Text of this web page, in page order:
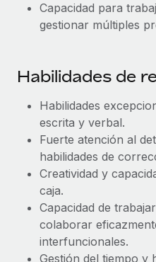
Capacidad para
gestionar múltiples
Habilidades de
Habilidades
escrita y verbal.
Fuerte atención al
habilidades de
Creatividad y
caja.
Capacidad de
colaborar
interfuncionales.
Gestión del tiempo y